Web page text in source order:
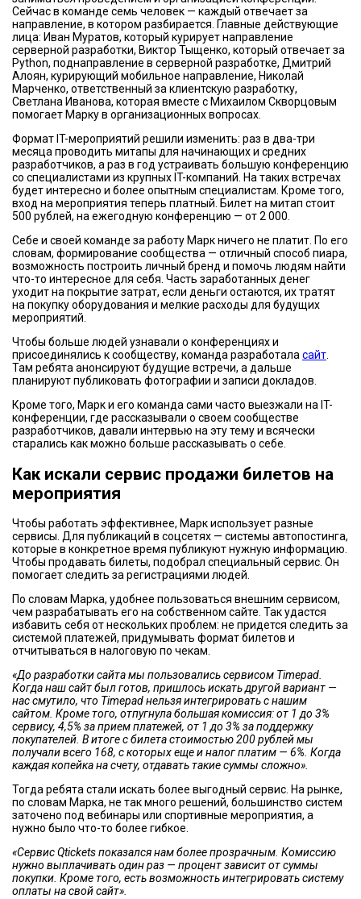
Сейчас в команде семь человек — каждый отвечает за
направление, в котором разбирается. Главные действующие
лица: Иван Муратов, который курирует направление
серверной разработки, Виктор Тыщенко, который отвечает за
Python, поднаправление в серверной разработке, Дмитрий
Алоян, курирующий мобильное направление, Николай
Марченко, ответственный за клиентскую разработку,
Светлана Иванова, которая вместе с Михаилом Скворцовым
помогает Марку в организационных вопросах.
Формат IT-мероприятий решили изменить: раз в два-три
месяца проводить митапы для начинающих и средних
разработчиков, а раз в год устраивать большую конференцию
со специалистами из крупных IT-компаний. На таких встречах
будет интересно и более опытным специалистам. Кроме того,
вход на мероприятия теперь платный. Билет на митап стоит
500 рублей, на ежегодную конференцию — от 2 000.
Себе и своей команде за работу Марк ничего не платит. По его
словам, формирование сообщества — отличный способ пиара,
возможность построить личный бренд и помочь людям найти
что-то интересное для себя. Часть заработанных денег
уходит на покрытие затрат, если деньги остаются, их тратят
на покупку оборудования и мелкие расходы для будущих
мероприятий.
Чтобы больше людей узнавали о конференциях и
присоединялись к сообществу, команда разработаласайт.
Там ребята анонсируют будущие встречи, а дальше
планируют публиковать фотографии и записи докладов.
Кроме того, Марк и его команда сами часто выезжали на IT-
конференции, где рассказывали о своем сообществе
разработчиков, давали интервью на эту тему и всячески
старались как можно больше рассказывать о себе.
Как искали сервис продажи билетов на
мероприятия
Чтобы работать эффективнее, Марк использует разные
сервисы. Для публикаций в соцсетях — системы автопостинга,
которые в конкретное время публикуют нужную информацию.
Чтобы продавать билеты, подобрал специальный сервис. Он
помогает следить за регистрациями людей.
По словам Марка, удобнее пользоваться внешним сервисом,
чем разрабатывать его на собственном сайте. Так удастся
избавить себя от нескольких проблем: не придется следить за
системой платежей, придумывать формат билетов и
отчитываться в налоговую по чекам.
«До разработки сайта мы пользовались сервисом Timepad.
Когда наш сайт был готов, пришлось искать другой вариант —
нас смутило, что Timepad нельзя интегрировать с нашим
сайтом. Кроме того, отпугнула большая комиссия: от 1 до 3%
сервису, 4,5% за прием платежей, от 1 до 3% за поддержку
покупателей. В итоге с билета стоимостью 200 рублей мы
получали всего 168, с которых еще и налог платим — 6%. Когда
каждая копейка на счету, отдавать такие суммы сложно».
Тогда ребята стали искать более выгодный сервис. На рынке,
по словам Марка, не так много решений, большинство систем
заточено под вебинары или спортивные мероприятия, а
нужно было что-то более гибкое.
«Сервис Qtickets показался нам более прозрачным. Комиссию
нужно выплачивать один раз — процент зависит от суммы
покупки. Кроме того, есть возможность интегрировать систему
оплаты на свой сайт».